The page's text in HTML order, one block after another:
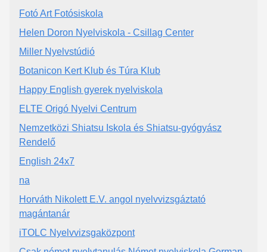
Fotó Art Fotósiskola
Helen Doron Nyelviskola - Csillag Center
Miller Nyelvstúdió
Botanicon Kert Klub és Túra Klub
Happy English gyerek nyelviskola
ELTE Origó Nyelvi Centrum
Nemzetközi Shiatsu Iskola és Shiatsu-gyógyász
Rendelő
English 24x7
na
Horváth Nikolett E.V. angol nyelvvizsgáztató
magántanár
iTOLC Nyelvvizsgaközpont